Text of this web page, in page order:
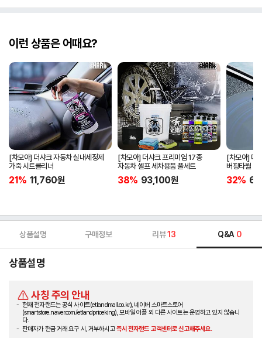
이런 상품은 어때요?
[차모아] 더샤크 자동차 실내세정제
가죽 시트클리너
21% 11,760원
[차모아] 더샤크 프리미엄 17종
자동차 셀프 세차용품 풀세트
38% 93,100원
[차모아] 더
버핑타월
32%
상품설명 구매정보 리뷰13 Q&A 0
상품설명
사칭 주의 안내
현재 전자랜드는 공식 사이트(etlandmall.co.kr), 네이버 스마트스토어
(smartstore.naver.com/etlandpriceking), 모바일 어플 외 다른 사이트는 운영하고 있지 않습니
다.
판매자가 현금 거래 요구 시, 거부하시고즉시 전자랜드 고객센터로 신고해주세요.